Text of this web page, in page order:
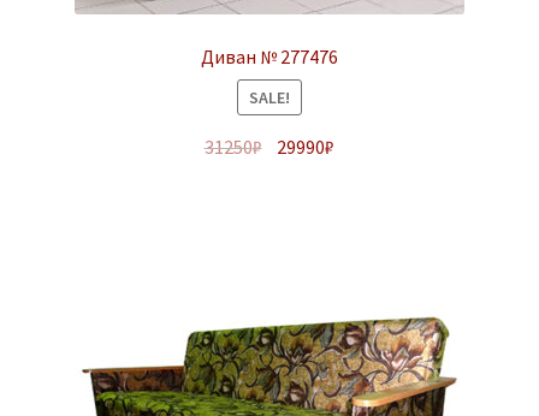
Диван № 277476
SALE!
31250₽ 29990₽